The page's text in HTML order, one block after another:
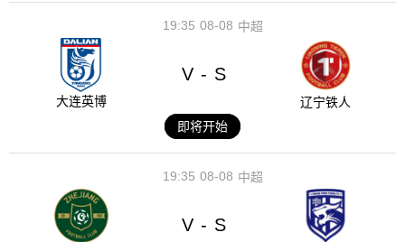
08-08
19:35 中超
大连英博
V - S
辽宁铁人
即将开始
08-08
19:35 中超
V - S